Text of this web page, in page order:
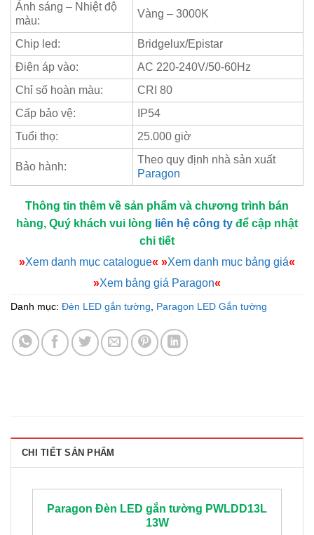
Ánh sáng – Nhiệt độ
màu:
Vàng – 3000K
Chip led:
Bridgelux/Epistar
Điện áp vào:
AC 220-240V/50-60Hz
Chỉ số hoàn màu:
CRI 80
Cấp bảo vệ:
IP54
Tuổi thọ:
25.000 giờ
Bảo hành:
Theo quy định nhà sản xuất
Paragon
Thông tin thêm về sản phẩm và chương trình bán
hàng, Quý khách vui lòng liên hệ công ty để cập nhật
chi tiết
»Xem danh mục catalogue« »Xem danh mục bảng giá«
»Xem bảng giá Paragon«
Danh mục: Đèn LED gắn tường, Paragon LED Gắn tường
CHI TIẾT SẢN PHẨM
Paragon Đèn LED gắn tường PWLDD13L
13W